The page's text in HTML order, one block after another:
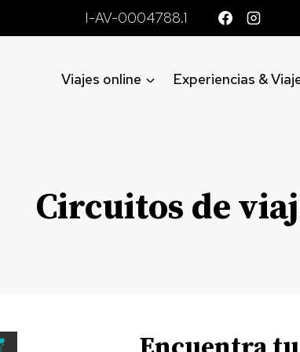
I-AV-0004788.1
Viajes online Experiencias &
Circuitos de